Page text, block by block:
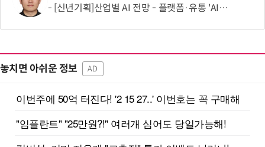
[신년기획]산업별 AI 전망 - 플랫폼·유통 'AI 에이전트 시대' 개막
놓치면 아쉬운 정보 AD